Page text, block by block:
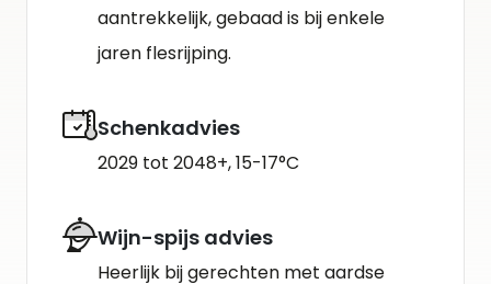
aantrekkelijk, gebaad is bij enkele
jaren flesrijping.
Schenkadvies
2029 tot 2048+, 15-17°C
Wijn-spijs advies
Heerlijk bij gerechten met aardse